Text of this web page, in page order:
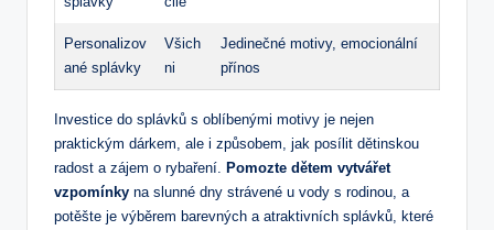
Personalizov
ané splávky
Všich
ni
Jedinečné motivy, ‍emocionální
přínos
Investice do splávků s oblíbenými motivy je nejen
praktickým dárkem, ale⁣ i způsobem, jak posílit dětinskou
radost ⁣a‍ zájem o rybaření.
Pomozte‌ dětem vytvářet
vzpomínky ​na slunné dny strávené u vody s ‌rodinou, a
‌potěšte je výběrem⁢ barevných a ​atraktivních splávků, které